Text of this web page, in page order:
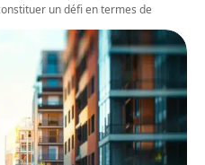
un défi en termes de